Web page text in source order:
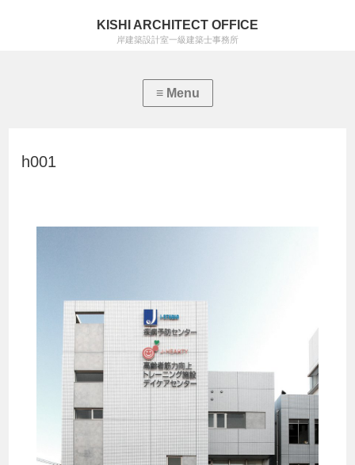
KISHI ARCHITECT OFFICE
岸建築設計室一級建築士事務所
h001